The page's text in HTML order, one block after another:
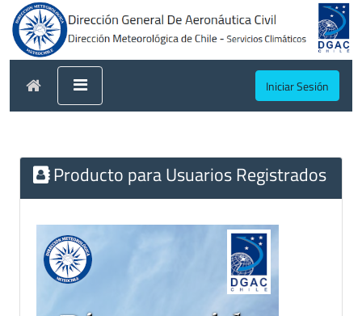
Iniciar Sesión
Producto para Usuarios Registrados